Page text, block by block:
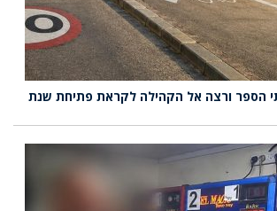
הספר ורצה אל הקהילה לקראת פתיחת שנת